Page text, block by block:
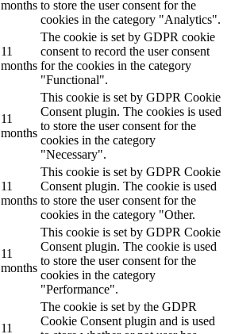
months to store the user consent for the
cookies in the category "Analytics".
11
months
The cookie is set by GDPR cookie
consent to record the user consent
for the cookies in the category
"Functional".
11
months
This cookie is set by GDPR Cookie
Consent plugin. The cookies is used
to store the user consent for the
cookies in the category
"Necessary".
11
months
This cookie is set by GDPR Cookie
Consent plugin. The cookie is used
to store the user consent for the
cookies in the category "Other.
11
months
This cookie is set by GDPR Cookie
Consent plugin. The cookie is used
to store the user consent for the
cookies in the category
"Performance".
11
The cookie is set by the GDPR
Cookie Consent plugin and is used